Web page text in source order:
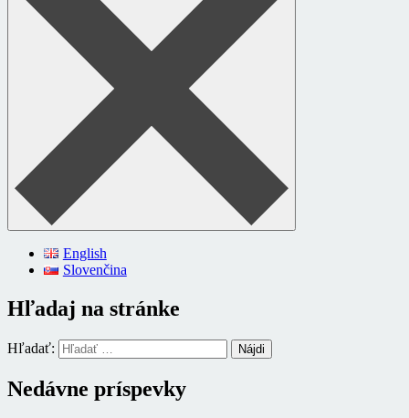
English
Slovenčina
Hľadaj na stránke
Hľadať:
Nedávne príspevky